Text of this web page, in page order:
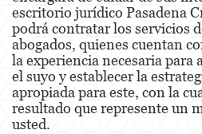
Anulando o
Certificado de
Eliminación de
Libertad
escritorio jurídico Pasadena
podrá contratar los servicios
abogados, quienes cuentan
la experiencia necesaria para
el suyo y establecer la
apropiada para este, con la
resultado que represente un
usted.